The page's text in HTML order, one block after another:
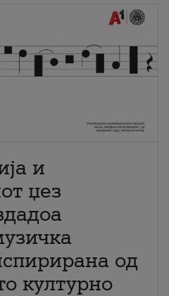
и
џез
од
културно